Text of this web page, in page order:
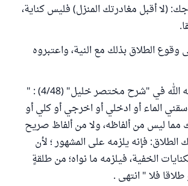
(لا أقبل مغادرتك المنزل) فليس كناية،
وقوع الطلاق بذلك مع النية، واعتبروه
قال الخرشي رحمه الله في "شرح مختصر خليل" (4/48) : "
الماء أو ادخلي أو اخرجي أو كلي أو
مما ليس من ألفاظه، ولا من ألفاظ صريح
الطلاق: فإنه يلزمه على المشهور ؛ لأن
الخفية، فيلزمه ما نواه؛ من طلقةٍ
فلا " انتهى .